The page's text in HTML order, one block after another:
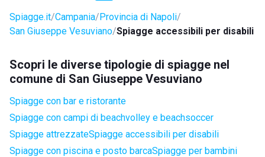
Spiagge.it Campania Provincia di Napoli
San Giuseppe Vesuviano Spiagge accessibili per disabili
Scopri le diverse tipologie di spiagge nel
comune di San Giuseppe Vesuviano
Spiagge con bar e ristorante
Spiagge con campi di beachvolley e beachsoccer
Spiagge attrezzateSpiagge accessibili per disabili
Spiagge con piscina e posto barcaSpiagge per bambini